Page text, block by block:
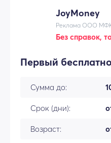
JoyMoney
Реклама ООО
Без справок,
Первый бесплатно
Сумма до:
Срок (дни):
Возраст: